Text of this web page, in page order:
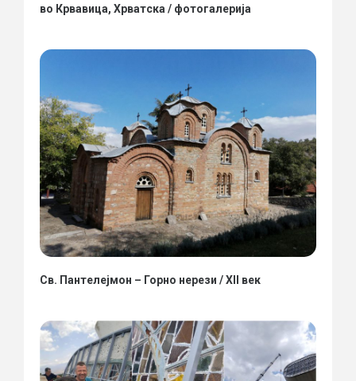
во Крвавица, Хрватска / фотогалерија
Св. Пантелејмон – Горно нерези / XII век